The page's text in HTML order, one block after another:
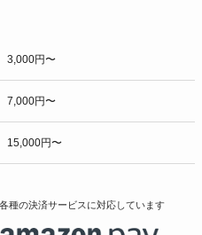
3,000円〜
7,000円〜
15,000円〜
種の決済サービスに対応しています